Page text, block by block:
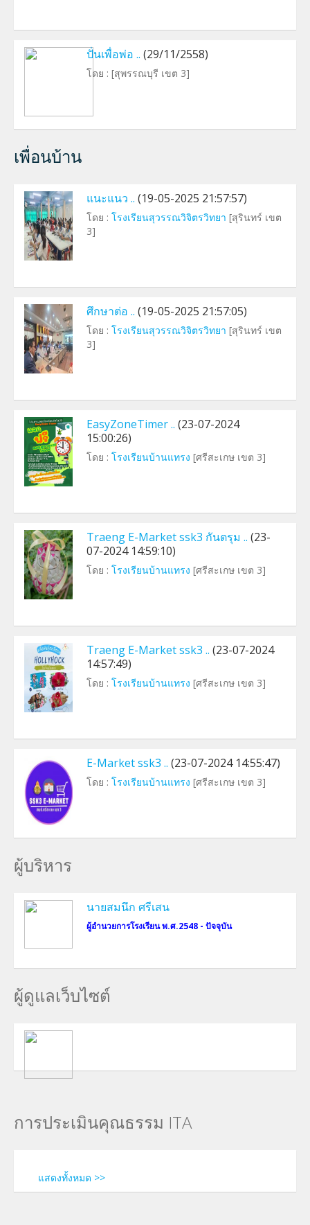
ปั่นเพื่อพ่อ .. (29/11/2558)
โดย : [สุพรรณบุรี เขต 3]
เพื่อนบ้าน
แนะแนว .. (19-05-2025 21:57:57)
โดย : โรงเรียนสุวรรณวิจิตรวิทยา [สุรินทร์ เขต
3]
ศึกษาต่อ .. (19-05-2025 21:57:05)
โดย : โรงเรียนสุวรรณวิจิตรวิทยา [สุรินทร์ เขต
3]
EasyZoneTimer .. (23-07-2024
15:00:26)
โดย : โรงเรียนบ้านแทรง [ศรีสะเกษ เขต 3]
Traeng E-Market ssk3 กันตรุม .. (23-
07-2024 14:59:10)
โดย : โรงเรียนบ้านแทรง [ศรีสะเกษ เขต 3]
Traeng E-Market ssk3 .. (23-07-2024
14:57:49)
โดย : โรงเรียนบ้านแทรง [ศรีสะเกษ เขต 3]
E-Market ssk3 .. (23-07-2024 14:55:47)
โดย : โรงเรียนบ้านแทรง [ศรีสะเกษ เขต 3]
ผู้บริหาร
นายสมนึก ศรีเสน
ผู้อำนวยการโรงเรียน พ.ศ.2548 - ปัจจุบัน
ผู้ดูแลเว็บไซต์
การประเมินคุณธรรม ITA
แสดงทั้งหมด >>